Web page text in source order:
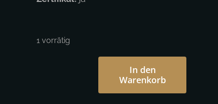
1 vorrätig
In den
Warenkorb